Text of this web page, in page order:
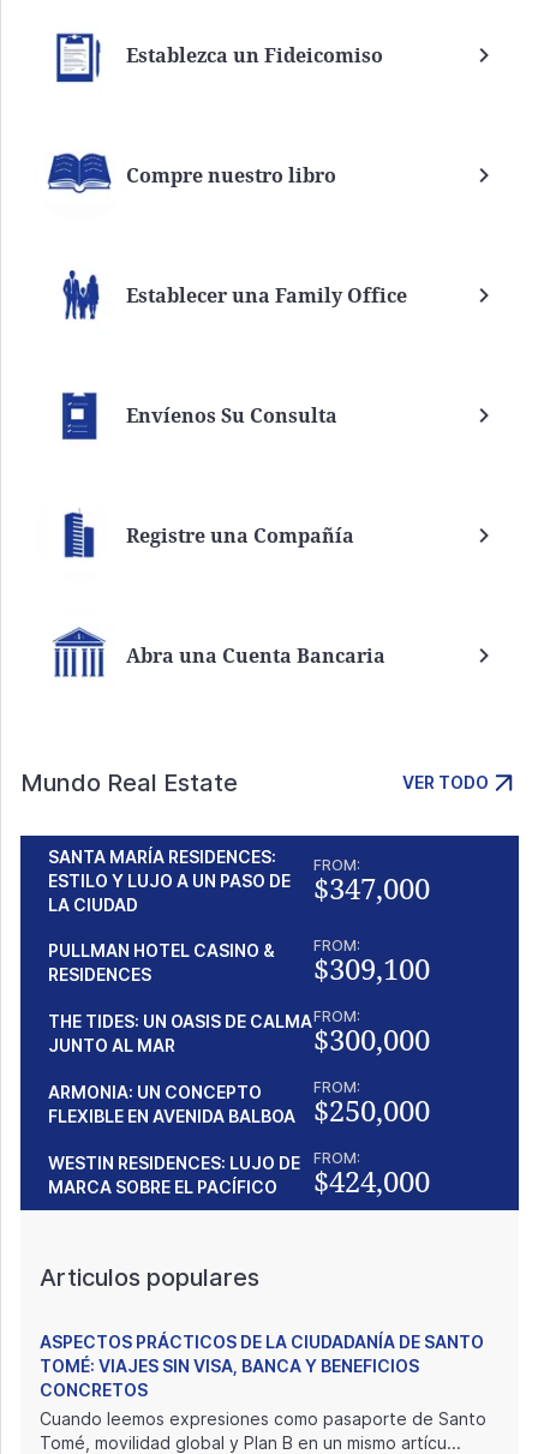
Establezca un Fideicomiso
Compre nuestro libro
Establecer una Family Office
Envíenos Su Consulta
Registre una Compañía
Abra una Cuenta Bancaria
Mundo Real Estate VER TODO
SANTA MARÍA RESIDENCES:
ESTILO Y LUJO A UN PASO DE
LA CIUDAD
FROM:
$347,000
PULLMAN HOTEL CASINO &
RESIDENCES
FROM:
$309,100
THE TIDES: UN OASIS DE CALMA
JUNTO AL MAR
FROM:
$300,000
ARMONIA: UN CONCEPTO
FLEXIBLE EN AVENIDA BALBOA
FROM:
$250,000
WESTIN RESIDENCES: LUJO DE
MARCA SOBRE EL PACÍFICO
FROM:
$424,000
Articulos populares
ASPECTOS PRÁCTICOS DE LA CIUDADANÍA DE SANTO
TOMÉ: VIAJES SIN VISA, BANCA Y BENEFICIOS
CONCRETOS
Cuando leemos expresiones como pasaporte de Santo
Tomé, movilidad global y Plan B en un mismo artícu...